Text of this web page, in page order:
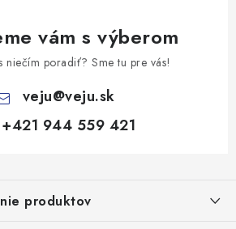
vám s výberom
niečím poradiť? Sme tu pre vás!
veju@veju.sk
+421 944 559 421
produktov